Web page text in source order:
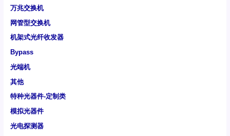
万兆交换机
网管型交换机
机架式光纤收发器
Bypass
光端机
其他
特种光器件-定制类
模拟光器件
光电探测器